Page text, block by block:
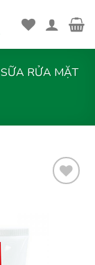
SỮA RỬA MẶT